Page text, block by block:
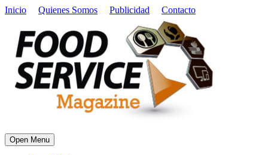
Inicio Quienes Somos Publicidad Contacto
Open Menu